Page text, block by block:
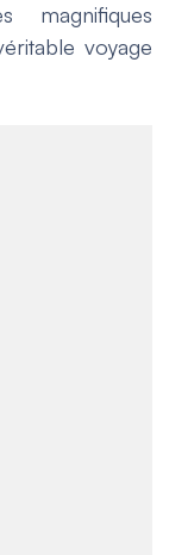
magnifiques
voyage